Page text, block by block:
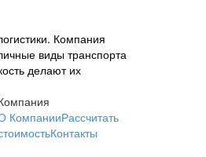
Компания
виды транспорта
делают их
КомпанииРассчитать
Контакты